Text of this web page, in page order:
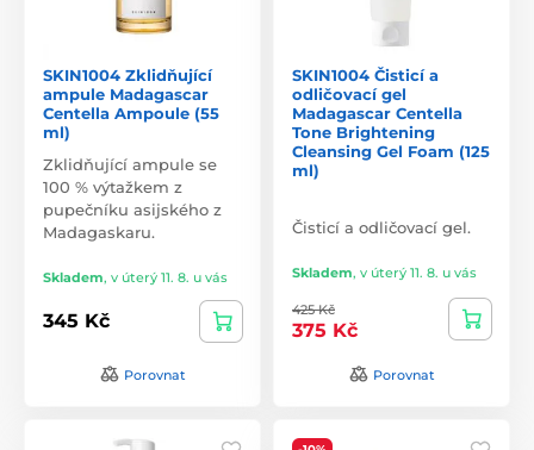
SKIN1004 Zklidňující
ampule Madagascar
Centella Ampoule (55
ml)
Zklidňující ampule se
100 % výtažkem z
pupečníku asijského z
Madagaskaru.
Skladem, v úterý 11. 8. u vás
345 Kč
Porovnat
SKIN1004 Čisticí a
odličovací gel
Madagascar Centella
Tone Brightening
Cleansing Gel Foam (125
ml)
Čisticí a odličovací gel.
Skladem, v úterý 11. 8. u vás
425 Kč
375 Kč
Porovnat